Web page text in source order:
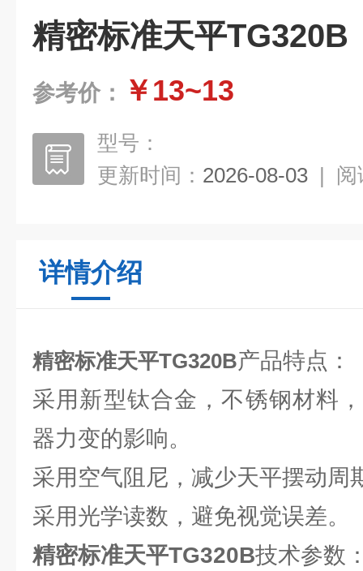
精密标准天平TG320B
参考价： ￥13~13
型号：
更新时间： 2026-08-03 | 阅
详情介绍
精密标准天平TG320B产品特点：
采用新型钛合金，不锈钢材料
器力变的影响。
采用空气阻尼，减少天平摆动周
采用光学读数，避免视觉误差。
精密标准天平TG320B技术参数